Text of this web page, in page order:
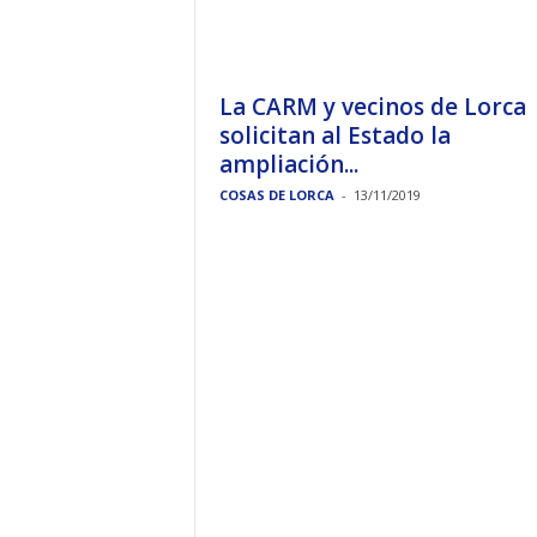
La CARM y vecinos de Lorca
solicitan al Estado la
ampliación...
COSAS DE LORCA - 13/11/2019